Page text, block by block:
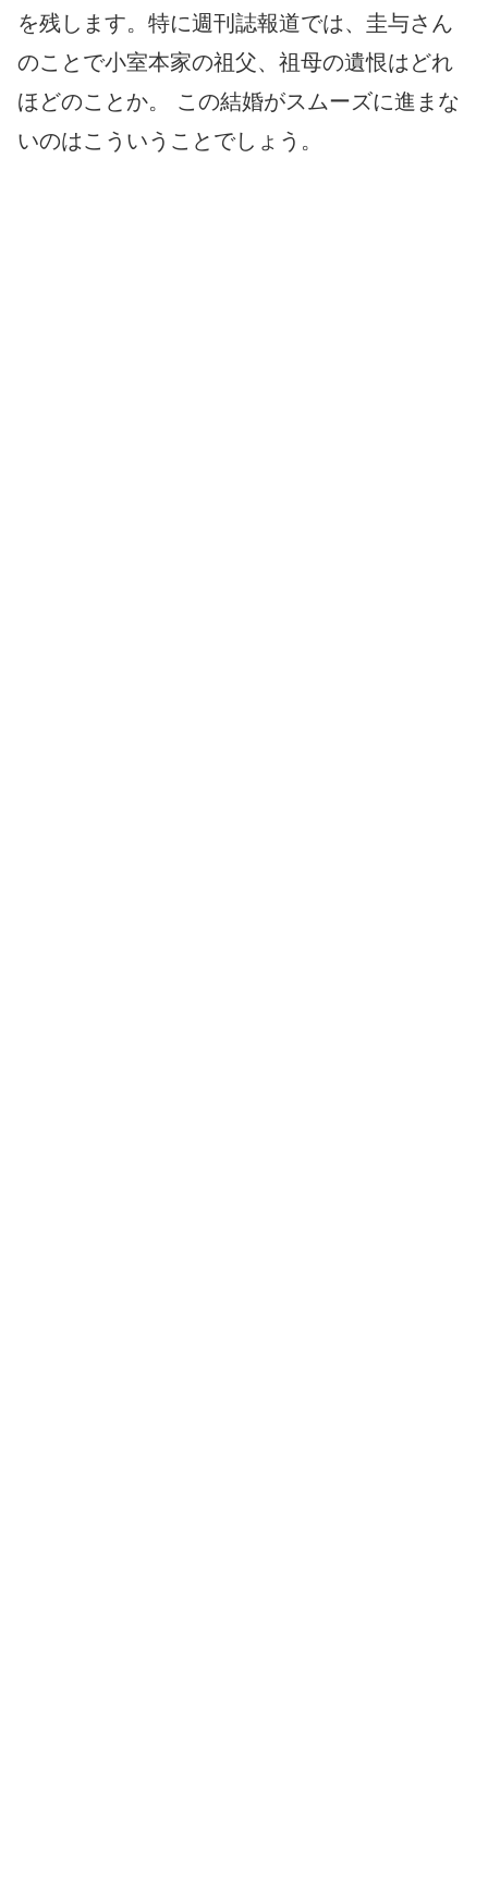
を残します。特に週刊誌報道では、圭与さん
のことで小室本家の祖父、祖母の遺恨はどれ
ほどのことか。 この結婚がスムーズに進まな
いのはこういうことでしょう。